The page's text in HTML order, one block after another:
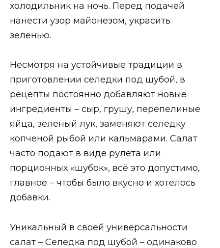
холодильник на ночь. Перед подачей
нанести узор майонезом, украсить
зеленью.
Несмотря на устойчивые традиции в
приготовлении селедки под шубой, в
рецепты постоянно добавляют новые
ингредиенты – сыр, грушу, перепелиные
яйца, зеленый лук, заменяют селедку
копченой рыбой или кальмарами. Салат
часто подают в виде рулета или
порционных «шубок», всё это допустимо,
главное – чтобы было вкусно и хотелось
добавки.
Уникальный в своей универсальности
салат – Селедка под шубой – одинаково